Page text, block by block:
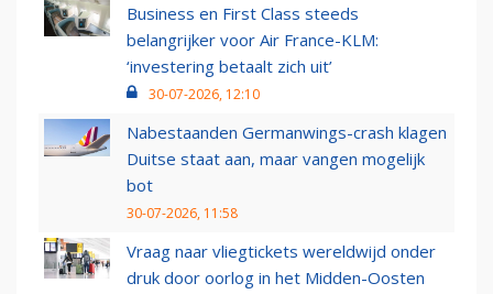
Business en First Class steeds
belangrijker voor Air France-KLM:
‘investering betaalt zich uit’
30-07-2026, 12:10
Nabestaanden Germanwings-crash klagen
Duitse staat aan, maar vangen mogelijk
bot
30-07-2026, 11:58
Vraag naar vliegtickets wereldwijd onder
druk door oorlog in het Midden-Oosten